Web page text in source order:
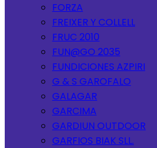
FORZA
FREIXER Y COLLELL
FRUC 2010
FUN@GO 2035
FUNDICIONES AZPIRI
G & S GAROFALO
GALAGAR
GARCIMA
GARDIUN OUTDOOR
GARFIOS BIAK SLL.